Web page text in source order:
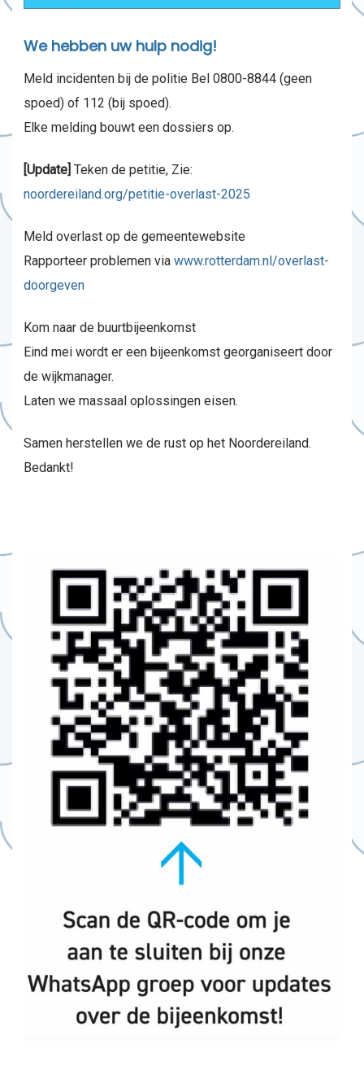
We hebben uw hulp nodig!
Meld incidenten bij de politie Bel 0800-8844 (geen
spoed) of 112 (bij spoed).
Elke melding bouwt een dossiers op.
[Update] Teken de petitie, Zie:
noordereiland.org/petitie-overlast-2025
Meld overlast op de gemeentewebsite
Rapporteer problemen via www.rotterdam.nl/overlast-
doorgeven
Kom naar de buurtbijeenkomst
Eind mei wordt er een bijeenkomst georganiseert door
de wijkmanager.
Laten we massaal oplossingen eisen.
Samen herstellen we de rust op het Noordereiland.
Bedankt!